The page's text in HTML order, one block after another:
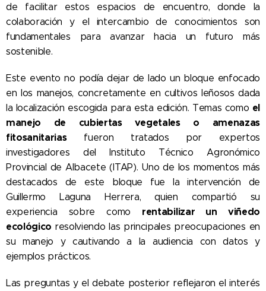
de facilitar estos espacios de encuentro, donde la
colaboración y el intercambio de conocimientos son
fundamentales para avanzar hacia un futuro más
sostenible.
Este evento no podía dejar de lado un bloque enfocado
en los manejos, concretamente en cultivos leñosos dada
la localización escogida para esta edición. Temas como el
manejo de cubiertas vegetales o amenazas
fitosanitariasfueron tratados por expertos
investigadores del Instituto Técnico Agronómico
Provincial de Albacete (ITAP). Uno de los momentos más
destacados de este bloque fue la intervención de
Guillermo Laguna Herrera, quien compartió su
experiencia sobre como rentabilizar un viñedo
ecológico resolviendo las principales preocupaciones en
su manejo y cautivando a la audiencia con datos y
ejemplos prácticos.
Las preguntas y el debate posterior reflejaron el interés